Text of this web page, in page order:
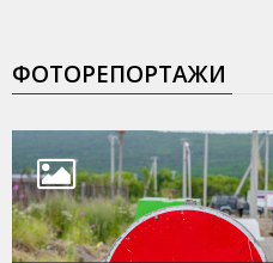
ФОТОРЕПОРТАЖИ